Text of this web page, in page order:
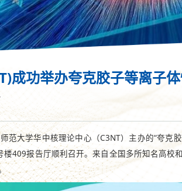
成功举办夸克胶子等离子
范大学华中核理论中心（C3NT）主办的“夸
409报告厅顺利召开。来自全国多所知名高